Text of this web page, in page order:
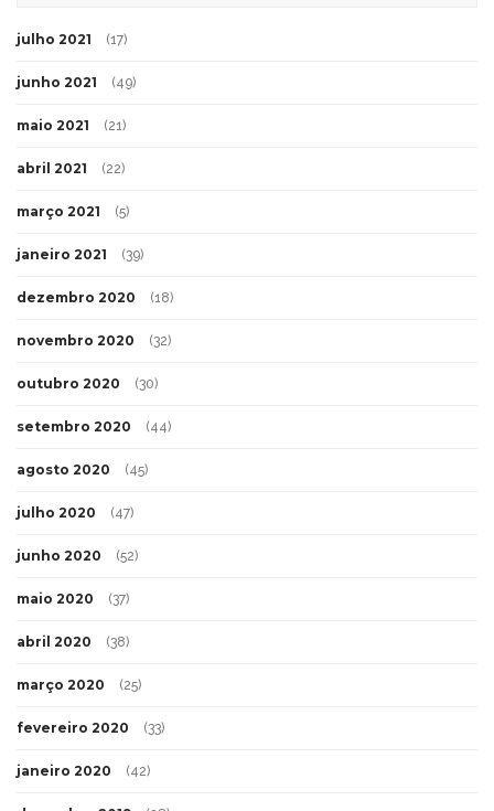
julho 2021 (17)
junho 2021 (49)
maio 2021 (21)
abril 2021 (22)
março 2021 (5)
janeiro 2021 (39)
dezembro 2020 (18)
novembro 2020 (32)
outubro 2020 (30)
setembro 2020 (44)
agosto 2020 (45)
julho 2020 (47)
junho 2020 (52)
maio 2020 (37)
abril 2020 (38)
março 2020 (25)
fevereiro 2020 (33)
janeiro 2020 (42)